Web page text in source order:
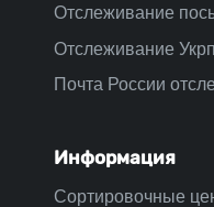
Отслеживание
Отслеживание
Почта России
Информация
Сортировочные